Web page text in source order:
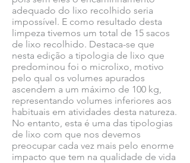
adequado do lixo recolhido seria
impossível. E como resultado desta
limpeza tivemos um total de 15 sacos
de lixo recolhido. Destaca-se que
nesta edição a tipologia de lixo que
predominou foi o microlixo, motivo
pelo qual os volumes apurados
ascendem a um máximo de 100 kg,
representando volumes inferiores aos
habituais em atividades desta natureza.
No entanto, esta é uma das tipologias
de lixo com que nos devemos
preocupar cada vez mais pelo enorme
impacto que tem na qualidade de vida